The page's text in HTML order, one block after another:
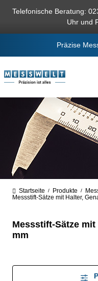
springen
Telefonische Beratung:
Uhr und
Präzise
Startseite / Produkte /
Messstift-Sätze mit Halter,
Messstift-Sätze mit
mm